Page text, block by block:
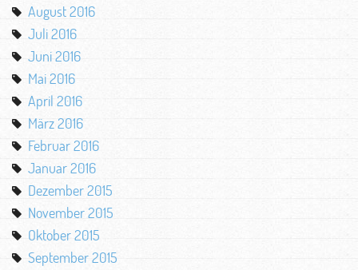
August 2016
Juli 2016
Juni 2016
Mai 2016
April 2016
März 2016
Februar 2016
Januar 2016
Dezember 2015
November 2015
Oktober 2015
September 2015